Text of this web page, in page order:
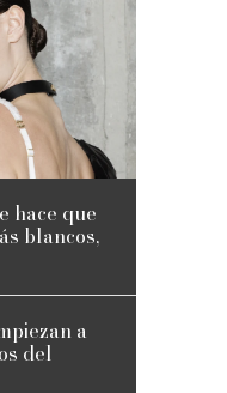
hace que
blancos,
a
del